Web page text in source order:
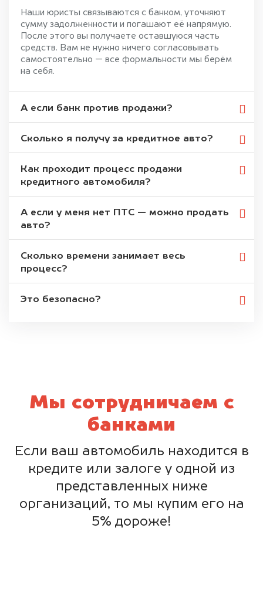
Наши юристы связываются с банком, уточняют
сумму задолженности и погашают её напрямую.
После этого вы получаете оставшуюся часть
средств. Вам не нужно ничего согласовывать
самостоятельно — все формальности мы берём
на себя.
А если банк против продажи?
Сколько я получу за кредитное авто?
Как проходит процесс продажи
кредитного автомобиля?
А если у меня нет ПТС — можно продать
авто?
Сколько времени занимает весь
процесс?
Это безопасно?
Мы сотрудничаем с
банками
Если ваш автомобиль находится в
кредите или залоге у одной из
представленных ниже
организаций, то мы купим его на
5% дороже!